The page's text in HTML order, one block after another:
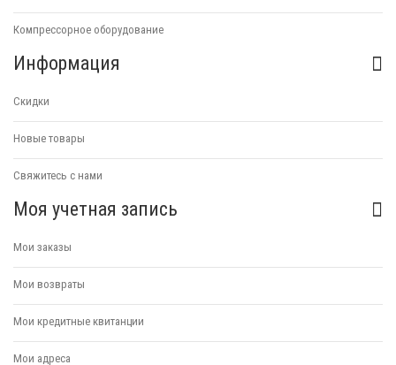
Компрессорное оборудование
Информация
Скидки
Новые товары
Свяжитесь с нами
Моя учетная запись
Мои заказы
Мои возвраты
Мои кредитные квитанции
Мои адреса